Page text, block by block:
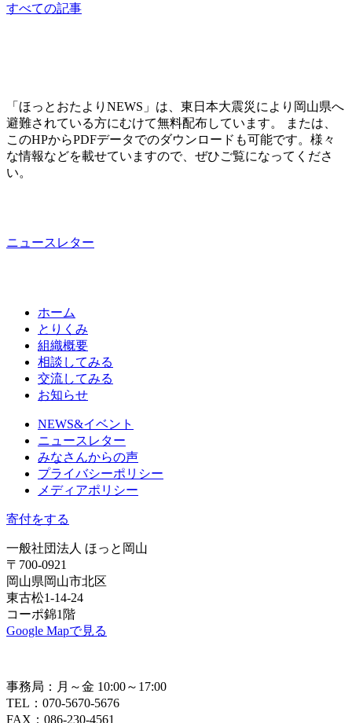
すべての記事
「ほっとおたよりNEWS」は、東日本大震災により岡山県へ
避難されている方にむけて無料配布しています。 または、
このHPからPDFデータでのダウンロードも可能です。様々
な情報などを載せていますので、ぜひご覧になってくださ
い。
ニュースレター
ホーム
とりくみ
組織概要
相談してみる
交流してみる
お知らせ
NEWS&イベント
ニュースレター
みなさんからの声
プライバシーポリシー
メディアポリシー
寄付をする
一般社団法人 ほっと岡山
〒700-0921
岡山県岡山市北区
東古松1-14-24
コーポ錦1階
Google Mapで見る
事務局：月～金 10:00～17:00
TEL：070-5670-5676
FAX：086-230-4561